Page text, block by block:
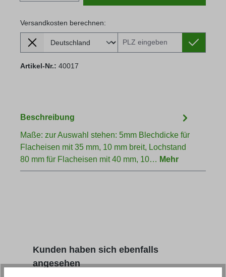
Versandkosten berechnen:
Lieferland
Versandkosten berechnen:
Artikel-Nr.: 40017
Beschreibung
Maße: zur Auswahl stehen: 5mm Blechdicke für
Flacheisen mit 35 mm, 10 mm breit, Lochstand
80 mm für Flacheisen mit 40 mm, 10… Mehr
Produktgalerie überspringen
Kunden haben sich ebenfalls
angesehen